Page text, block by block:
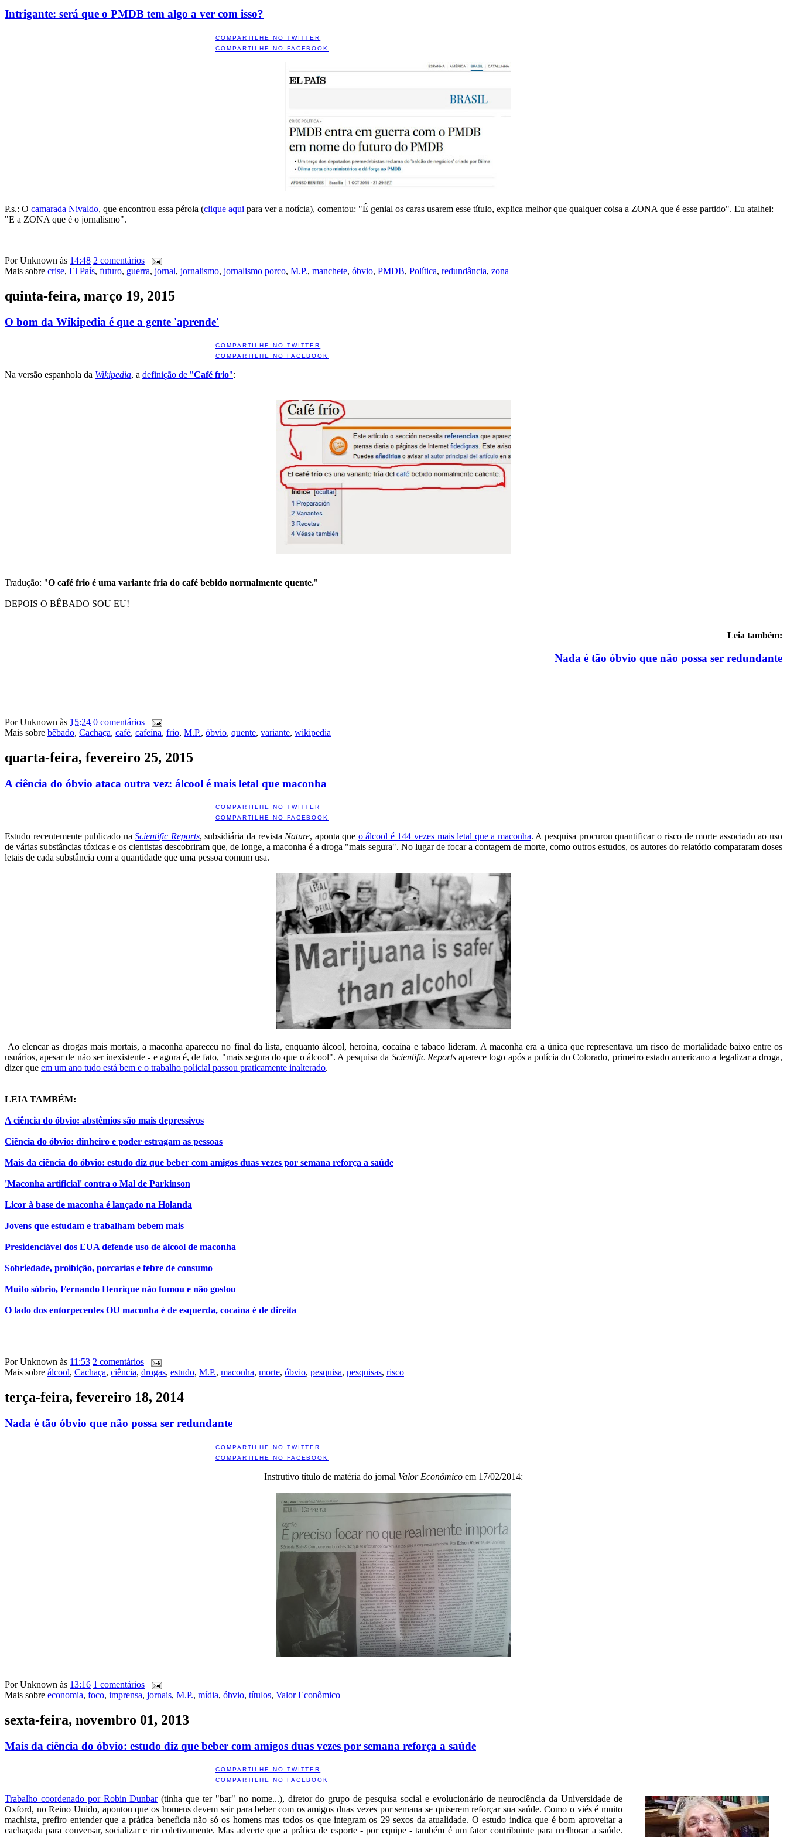
Intrigante: será que o PMDB tem algo a ver com isso?
COMPARTILHE NO TWITTER
COMPARTILHE NO FACEBOOK
P.s.: O camarada Nivaldo, que encontrou essa pérola (clique aqui para ver a notícia), comentou: "É genial os caras usarem esse título, explica melhor que qualquer coisa a ZONA que é esse partido". Eu atalhei:
"E a ZONA que é o jornalismo".
PorUnknown às 14:48 2 comentários
Mais sobre crise, El País, futuro, guerra, jornal, jornalismo, jornalismo porco, M.P., manchete, óbvio, PMDB, Política, redundância, zona
quinta-feira, março 19, 2015
O bom da Wikipedia é que a gente 'aprende'
COMPARTILHE NO TWITTER
COMPARTILHE NO FACEBOOK
Na versão espanhola da Wikipedia, a definição de "Café frio":
Tradução: "O café frio é uma variante fria do café bebido normalmente quente."
DEPOIS O BÊBADO SOU EU!
Leia também:
Nada é tão óbvio que não possa ser redundante
PorUnknown às 15:24 0 comentários
Mais sobre bêbado, Cachaça, café, cafeína, frio, M.P., óbvio, quente, variante, wikipedia
quarta-feira, fevereiro 25, 2015
A ciência do óbvio ataca outra vez: álcool é mais letal que maconha
COMPARTILHE NO TWITTER
COMPARTILHE NO FACEBOOK
Estudo recentemente publicado naScientific Reports, subsidiária da revista Nature, aponta que o álcool é 144 vezes mais letal que a maconha. A pesquisa procurou quantificar o risco de morte associado ao uso
de várias substâncias tóxicas e os cientistas descobriram que, de longe, a maconha é a droga "mais segura". No lugar de focar a contagem de morte, como outros estudos, os autores do relatório compararam doses
letais de cada substância com a quantidade que uma pessoa comum usa.
Ao elencar as drogas mais mortais, a maconha apareceu no final da lista, enquanto álcool, heroína, cocaína e tabaco lideram. A maconha era a única que representava um risco de mortalidade baixo entre os
usuários, apesar de não ser inexistente - e agora é, de fato, "mais segura do que o álcool". A pesquisa da Scientific Reportsaparece logo após a polícia do Colorado, primeiro estado americano a legalizar a droga,
dizer que em um ano tudo está bem e o trabalho policial passou praticamente inalterado.
LEIA TAMBÉM:
A ciência do óbvio: abstêmios são mais depressivos
Ciência do óbvio: dinheiro e poder estragam as pessoas
Mais da ciência do óbvio: estudo diz que beber com amigos duas vezes por semana reforça a saúde
'Maconha artificial' contra o Mal de Parkinson
Licor à base de maconha é lançado na Holanda
Jovens que estudam e trabalham bebem mais
Presidenciável dos EUA defende uso de álcool de maconha
Sobriedade, proibição, porcarias e febre de consumo
Muito sóbrio, Fernando Henrique não fumou e não gostou
O lado dos entorpecentes OU maconha é de esquerda, cocaína é de direita
PorUnknown às 11:53 2 comentários
Mais sobre álcool, Cachaça, ciência, drogas, estudo, M.P., maconha, morte, óbvio, pesquisa, pesquisas, risco
terça-feira, fevereiro 18, 2014
Nada é tão óbvio que não possa ser redundante
COMPARTILHE NO TWITTER
COMPARTILHE NO FACEBOOK
Instrutivo título de matéria do jornal Valor Econômico em 17/02/2014:
PorUnknown às 13:16 1 comentários
Mais sobre economia, foco, imprensa, jornais, M.P., mídia, óbvio, títulos, Valor Econômico
sexta-feira, novembro 01, 2013
Mais da ciência do óbvio: estudo diz que beber com amigos duas vezes por semana reforça a saúde
COMPARTILHE NO TWITTER
COMPARTILHE NO FACEBOOK
Trabalho coordenado por Robin Dunbar(tinha que ter "bar" no nome...), diretor do grupo de pesquisa social e evolucionário de neurociência da Universidade de
Oxford, no Reino Unido, apontou que os homens devem sair para beber com os amigos duas vezes por semana se quiserem reforçar sua saúde. Como o viés é muito
machista, prefiro entender que a prática beneficia não só os homens mas todos os que integram os 29 sexos da atualidade. O estudo indica que é bom aproveitar a
cachaçada para conversar, socializar e rir coletivamente. Mas adverte que a prática de esporte - por equipe - também é um fator contribuinte para melhorar a saúde.